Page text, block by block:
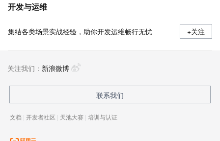
开发与运维
集结各类场景实战经验，助你开发运维畅行无忧 +关注
关注我们： 新浪微博
联系我们
文档 | 开发者社区 | 天池大赛 | 培训与认证